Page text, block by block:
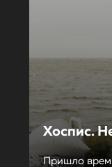
Хоспис.
Пришло